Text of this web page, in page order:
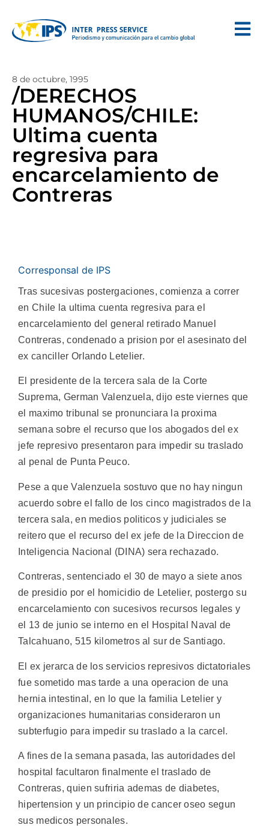
8 de octubre, 1995
/DERECHOS
HUMANOS/CHILE:
Ultima cuenta
regresiva para
encarcelamiento de
Contreras
Corresponsal de IPS
Tras sucesivas postergaciones, comienza a correr
en Chile la ultima cuenta regresiva para el
encarcelamiento del general retirado Manuel
Contreras, condenado a prision por el asesinato del
ex canciller Orlando Letelier.
El presidente de la tercera sala de la Corte
Suprema, German Valenzuela, dijo este viernes que
el maximo tribunal se pronunciara la proxima
semana sobre el recurso que los abogados del ex
jefe represivo presentaron para impedir su traslado
al penal de Punta Peuco.
Pese a que Valenzuela sostuvo que no hay ningun
acuerdo sobre el fallo de los cinco magistrados de la
tercera sala, en medios politicos y judiciales se
reitero que el recurso del ex jefe de la Direccion de
Inteligencia Nacional (DINA) sera rechazado.
Contreras, sentenciado el 30 de mayo a siete anos
de presidio por el homicidio de Letelier, postergo su
encarcelamiento con sucesivos recursos legales y
el 13 de junio se interno en el Hospital Naval de
Talcahuano, 515 kilometros al sur de Santiago.
El ex jerarca de los servicios represivos dictatoriales
fue sometido mas tarde a una operacion de una
hernia intestinal, en lo que la familia Letelier y
organizaciones humanitarias consideraron un
subterfugio para impedir su traslado a la carcel.
A fines de la semana pasada, las autoridades del
hospital facultaron finalmente el traslado de
Contreras, quien sufriria ademas de diabetes,
hipertension y un principio de cancer oseo segun
sus medicos personales.